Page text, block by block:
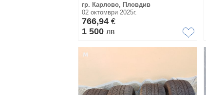
гр. Карлово, Пловдив
02 октомври 2025г.
766,94 €
1 500 лв